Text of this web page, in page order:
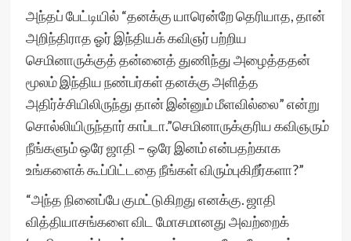
அந்தப் பேட்டியில் “தனக்கு யாரென்றே தெரியாத, தான்
அறிந்திராத ஓர் இந்தியக் கவிஞர் பற்றிய
செமினாருக்குத் தன்னைத் துணிந்து அழைத்ததன்
மூலம் இந்திய நண்பர்கள் தனக்கு அளித்த
அதிர்ச்சியிலிருந்து தான் இன்னும் மீளவில்லை” என்று
சொல்லியிருந்தார் காப்டா.”செமினாருக்குரிய கவிஞரும்
நீங்களும் ஒரே ஜாதி – ஒரே இனம் என்பதற்காக
உங்களைக் கூப்பிட்டதை நீங்கள் விரும்புகிறீர்களா?”
“அந்த நினைப்பே குமட்டுகிறது எனக்கு. ஜாதி
வித்தியாசங்களை விட மோசமானது அவற்றைக்